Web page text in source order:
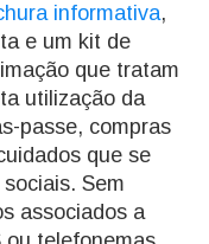
informativa,
e um kit de
que tratam
utilização da
passe, compras
que se
Sem
associados a